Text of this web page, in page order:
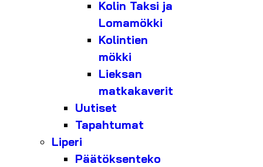
Kolin Taksi ja
Lomamökki
Kolintien
mökki
Lieksan
matkakaverit
Uutiset
Tapahtumat
Liperi
Päätöksenteko